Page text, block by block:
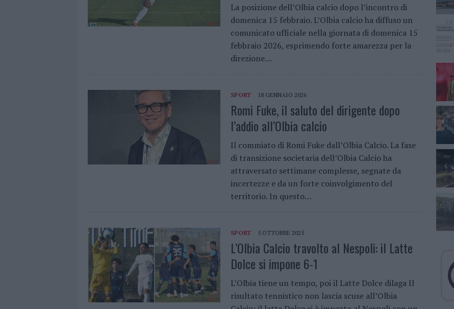
La posizione dell’Olbia calcio dopo l’incontro di
domenica 15 febbraio. L’Olbia calcio ha diffuso un
comunicato ufficiale nella giornata di domenica 15
febbraio 2026, esprimendo forte amarezza per la
direzione…
SPORT 18 GENNAIO 2026
Romi Fuke, il saluto del dirigente dopo
l’addio all’Olbia calcio
Il commiato di Romi Fuke dall’Olbia Calcio. La fase
di transizione societaria dell’Olbia Calcio ha
attraversato settimane complesse, segnate da
incertezze e da un forte coinvolgimento del
territorio. In questo…
SPORT 5 OTTOBRE 2025
L’Olbia Calcio travolto al Nespoli: il Latte
Dolce si impone 6-1
L’Olbia tiene un tempo, poi il Latte Dolce dilaga Il
risultato tennistico non lascia scuse all’Olbia